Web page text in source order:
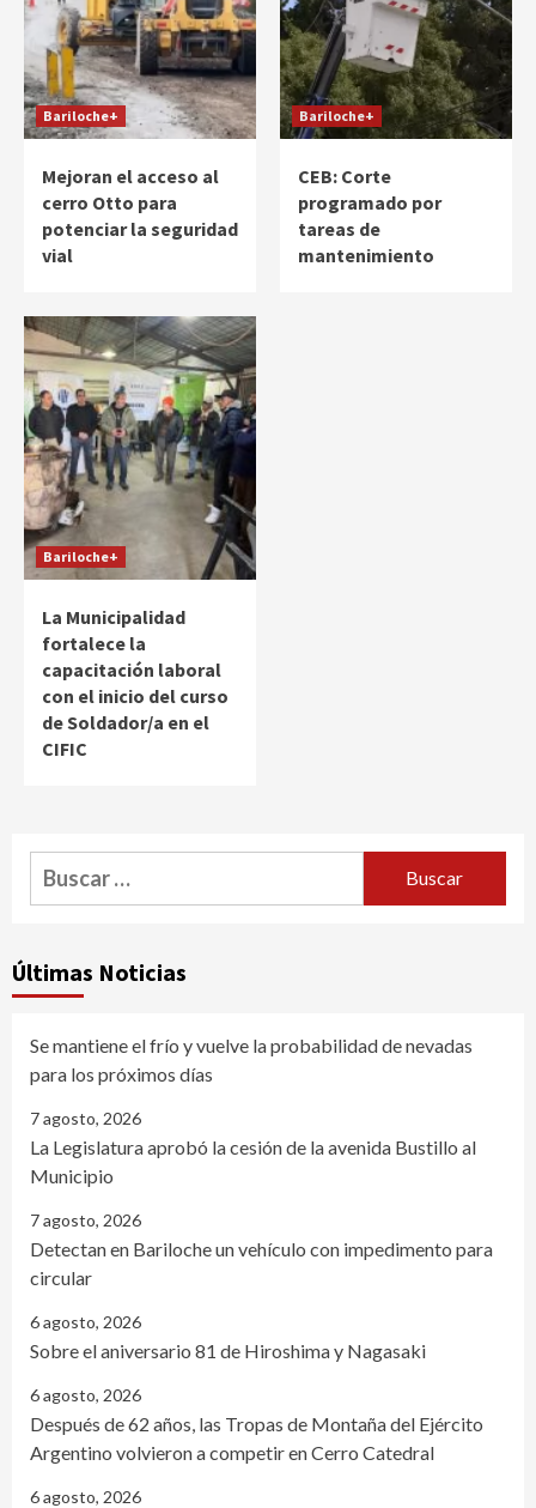
Bariloche+
Mejoran el acceso al
cerro Otto para
potenciar la seguridad
vial
Bariloche+
CEB: Corte
programado por
tareas de
mantenimiento
Bariloche+
La Municipalidad
fortalece la
capacitación laboral
con el inicio del curso
de Soldador/a en el
CIFIC
Buscar:
Últimas Noticias
Se mantiene el frío y vuelve la probabilidad de nevadas
para los próximos días
7 agosto, 2026
La Legislatura aprobó la cesión de la avenida Bustillo al
Municipio
7 agosto, 2026
Detectan en Bariloche un vehículo con impedimento para
circular
6 agosto, 2026
Sobre el aniversario 81 de Hiroshima y Nagasaki
6 agosto, 2026
Después de 62 años, las Tropas de Montaña del Ejército
Argentino volvieron a competir en Cerro Catedral
6 agosto, 2026